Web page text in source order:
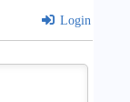
Login